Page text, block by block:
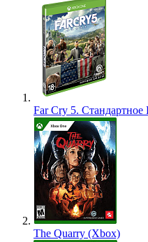
Far Cry 5.
The Quarry (Xbox)